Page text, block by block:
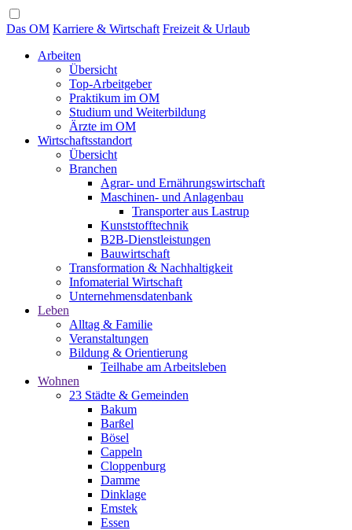
Das OM Karriere & Wirtschaft Freizeit & Urlaub
Arbeiten
Übersicht
Top-Arbeitgeber
Praktikum im OM
Studium und Weiterbildung
Ärzte im OM
Wirtschaftsstandort
Übersicht
Branchen
Agrar- und Ernährungswirtschaft
Maschinen- und Anlagenbau
Transporter aus Lastrup
Kunststofftechnik
B2B-Dienstleistungen
Bauwirtschaft
Transformation & Nachhaltigkeit
Infomaterial Wirtschaft
Unternehmensdatenbank
Leben
Alltag & Familie
Veranstaltungen
Bildung & Orientierung
Teilhabe am Arbeitsleben
Wohnen
23 Städte & Gemeinden
Bakum
Barßel
Bösel
Cappeln
Cloppenburg
Damme
Dinklage
Emstek
Essen